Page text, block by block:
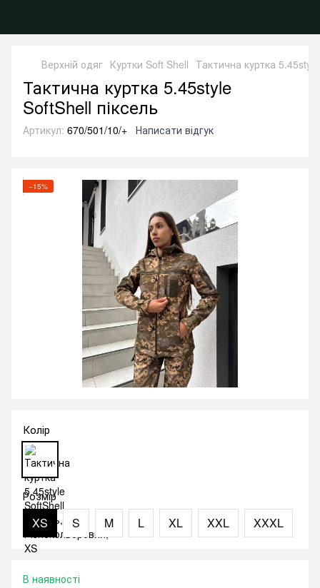
Верхній одяг Куртки Soft Shell Тактична куртка
Тактична куртка 5.45style
SoftShell піксель
Артикул: 670/501/10/+ Написати відгук
−15%
Колір
Розмір
XS S M L XL XXL XXXL
В наявності